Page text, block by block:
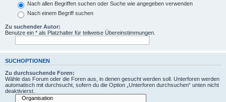
Nach allen Begriffen suchen oder Suche wie angegeben verwenden
Nach einem Begriff suchen
Zu suchender Autor:
Benutze ein * als Platzhalter für teilweise Übereinstimmungen.
SUCHOPTIONEN
Zu durchsuchende Foren:
Wähle das Forum oder die Foren aus, in denen gesucht werden soll. Unterforen werden
automatisch mit durchsucht, sofern du die Option „Unterforen durchsuchen“ unten nicht
deaktivierst.